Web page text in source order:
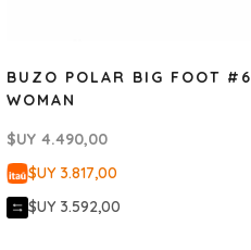
BUZO POLAR BIG FOOT #6
WOMAN
$UY 4.490,00
$UY 3.817,00
$UY 3.592,00